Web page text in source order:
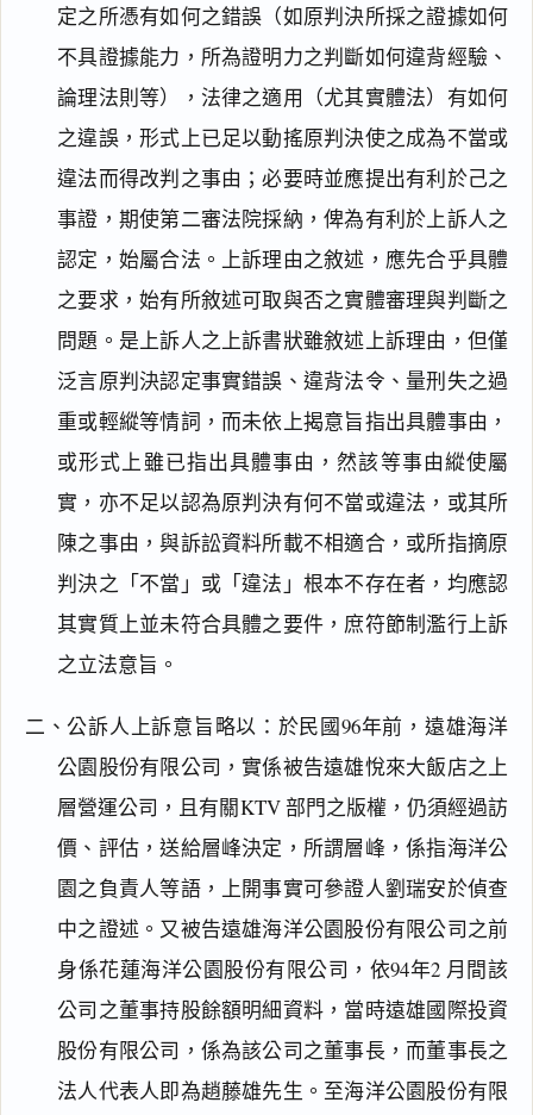
定之所憑有如何之錯誤（如原判決所採之證據如何
不具證據能力，所為證明力之判斷如何違背經驗、
論理法則等），法律之適用（尤其實體法）有如何
之違誤，形式上已足以動搖原判決使之成為不當或
違法而得改判之事由；必要時並應提出有利於己之
事證，期使第二審法院採納，俾為有利於上訴人之
認定，始屬合法。上訴理由之敘述，應先合乎具體
之要求，始有所敘述可取與否之實體審理與判斷之
問題。是上訴人之上訴書狀雖敘述上訴理由，但僅
泛言原判決認定事實錯誤、違背法令、量刑失之過
重或輕縱等情詞，而未依上揭意旨指出具體事由，
或形式上雖已指出具體事由，然該等事由縱使屬
實，亦不足以認為原判決有何不當或違法，或其所
陳之事由，與訴訟資料所載不相適合，或所指摘原
判決之「不當」或「違法」根本不存在者，均應認
其實質上並未符合具體之要件，庶符節制濫行上訴
之立法意旨。
二、公訴人上訴意旨略以：於民國96年前，遠雄海洋
公園股份有限公司，實係被告遠雄悅來大飯店之上
層營運公司，且有關KTV 部門之版權，仍須經過訪
價、評估，送給層峰決定，所謂層峰，係指海洋公
園之負責人等語，上開事實可參證人劉瑞安於偵查
中之證述。又被告遠雄海洋公園股份有限公司之前
身係花蓮海洋公園股份有限公司，依94年2 月間該
公司之董事持股餘額明細資料，當時遠雄國際投資
股份有限公司，係為該公司之董事長，而董事長之
法人代表人即為趙藤雄先生。至海洋公園股份有限